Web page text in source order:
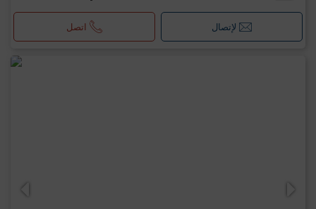
لإتصال اتصل